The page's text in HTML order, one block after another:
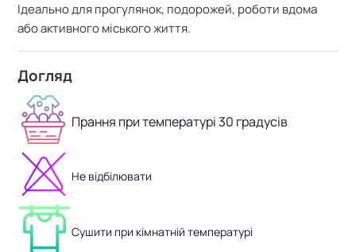
Ідеально для прогулянок, подорожей, роботи вдома
або активного міського життя.
Догляд
Прання при температурі 30 градусів
Не відбілювати
Сушити при кімнатній температурі